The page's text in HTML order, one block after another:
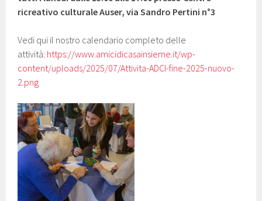
ricreativo culturale Auser, via Sandro Pertini n°3
Vedi qui il nostro calendario completo delle
attività: https://www.amicidicasainsieme.it/wp-
content/uploads/2025/07/Attivita-ADCI-fine-2025-nuovo-
2.png